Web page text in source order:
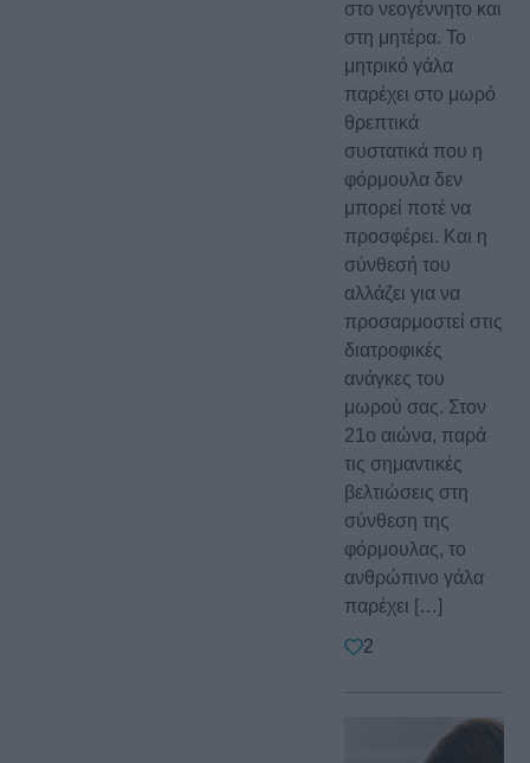
στο νεογέννητο και
στη μητέρα. Το
μητρικό γάλα
παρέχει στο μωρό
θρεπτικά
συστατικά που η
φόρμουλα δεν
μπορεί ποτέ να
προσφέρει. Και η
σύνθεσή του
αλλάζει για να
προσαρμοστεί στις
διατροφικές
ανάγκες του
μωρού σας. Στον
21ο αιώνα, παρά
τις σημαντικές
βελτιώσεις στη
σύνθεση της
φόρμουλας, το
ανθρώπινο γάλα
παρέχει […]
2